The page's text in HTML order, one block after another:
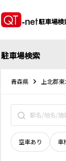
駐車場検
駐車場検索
青森県 上北郡
空車あり 車